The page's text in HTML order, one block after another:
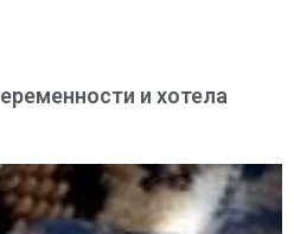
и хотела